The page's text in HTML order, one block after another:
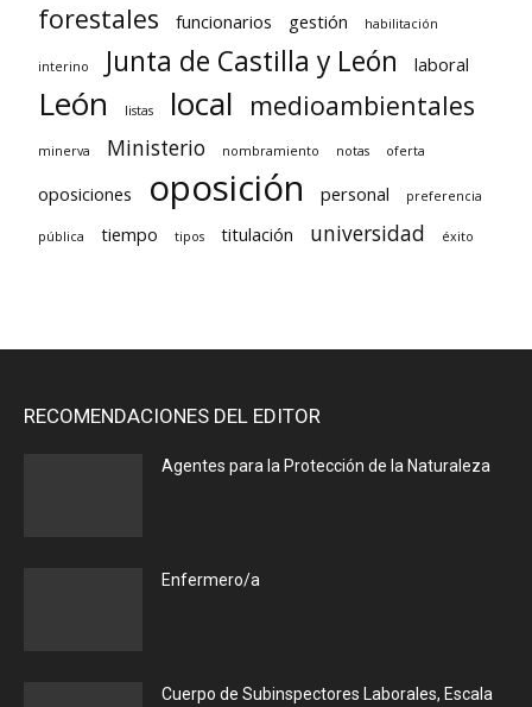
forestales funcionarios gestión habilitación
interino Junta de Castilla y León laboral
León listas local medioambientales
minerva Ministerio nombramiento notas oferta
oposiciones oposición personal preferencia
pública tiempo tipos titulación universidad éxito
RECOMENDACIONES DEL EDITOR
Agentes para la Protección de la Naturaleza
Enfermero/a
Cuerpo de Subinspectores Laborales, Escala